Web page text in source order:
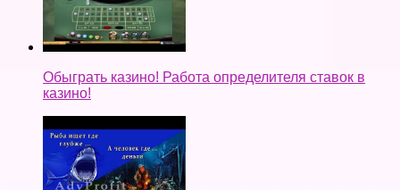
Обыграть казино! Работа определителя ставок в
казино!